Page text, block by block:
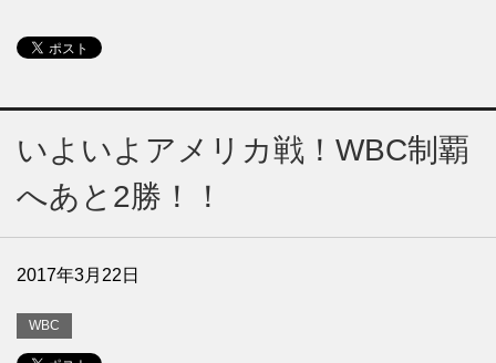
いよいよアメリカ戦！WBC制覇
へあと2勝！！
2017年3月22日
WBC